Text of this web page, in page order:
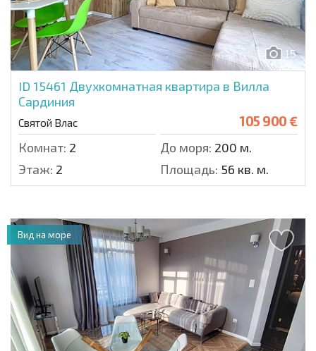
15
ID 15461 Двухкомнатная квартира в Вилла
Сардиния
Святой Влас 105 900 €
Комнат: 2 До моря: 200 м.
Этаж: 2 Площадь: 56 кв. м.
Вид на море